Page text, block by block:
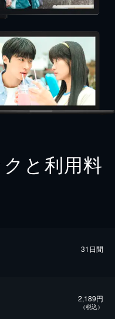
と利用料
31日間
2,189円
（税込）